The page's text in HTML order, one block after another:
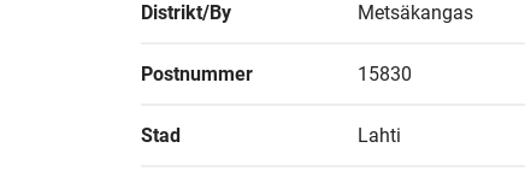
Distrikt/By Metsäkangas
Postnummer 15830
Stad Lahti